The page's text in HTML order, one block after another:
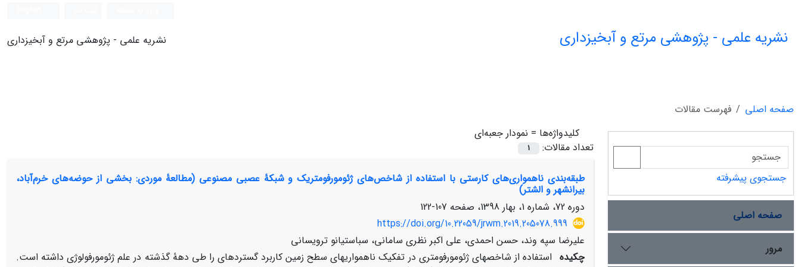
نشریه علمی - پژوهشی مرتع و آبخیزداری نشریه علمی - پژوهشی مرتع و آبخیزداری
صفحه اصلی
فهرست مقالات
کلیدواژه‌ها = نمودار جعبه‌ای
تعداد مقالات:
1
طبقه‌بندی ناهمواری‌های کارستی با استفاده از شاخص‌های ژئومورفومتریک و شبکۀ عصبی مصنوعی (مطالعۀ موردی: بخشی از حوضه‌های خرم‌آباد،
بیرانشهر و الشتر)
دوره 72، شماره 1، بهار 1398، صفحه
107-122
https://doi.org/10.22059/jrwm.2019.205078.999
علیرضا سپه وند، حسن احمدی، علی اکبر نظری سامانی، سباستیانو ترویسانی
چکیده استفاده از شاخص­های ژئومورفومتری در تفکیک ناهمواری­های سطح زمین کاربرد گسترده­ای را طی دهۀ گذشته در علم ژئومورفولوژی داشته است.
جستجوی پیشرفته
صفحه اصلی
مرور